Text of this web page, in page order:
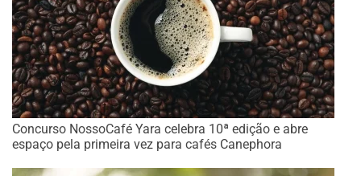
Concurso NossoCafé Yara celebra 10ª edição e abre
espaço pela primeira vez para cafés Canephora